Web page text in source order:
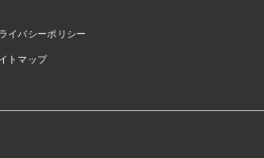
イバシーポリシー
トマップ